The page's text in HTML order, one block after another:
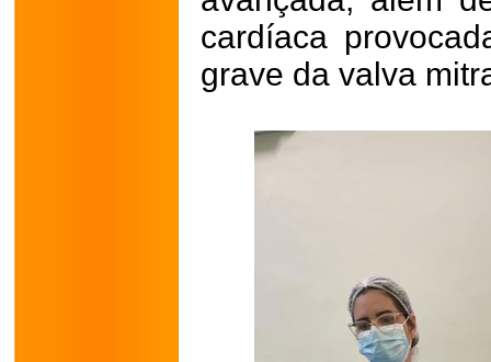
cardíaca
grave da valva